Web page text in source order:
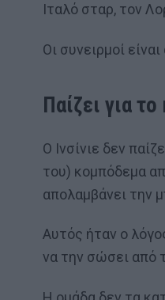
Ιταλό σταρ, τον
Οι συνειρμοί
Παίζει για
Ο Ινσίνιε δεν
του) κομπόδεμα
απολαμβάνει την
Αυτός ήταν ο
να την σώσει από